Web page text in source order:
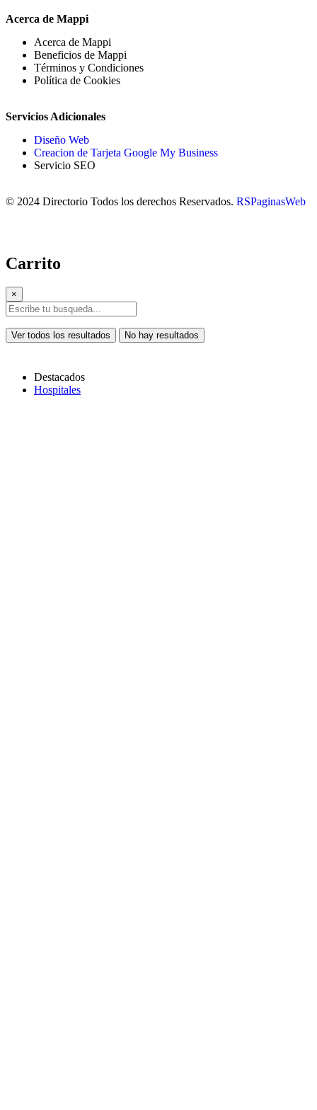
Acerca de Mappi
Acerca de Mappi
Beneficios de Mappi
Términos y Condiciones
Política de Cookies
Servicios Adicionales
Diseño Web
Creacion de Tarjeta Google My Business
Servicio SEO
© 2024 Directorio Todos los derechos Reservados. RSPaginasWeb
Carrito
×
Ver todos los resultados No hay resultados
Destacados
Hospitales